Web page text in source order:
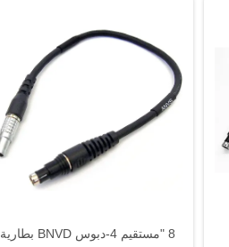
8 "مستقيم 4-دبوس BNVD بطارية